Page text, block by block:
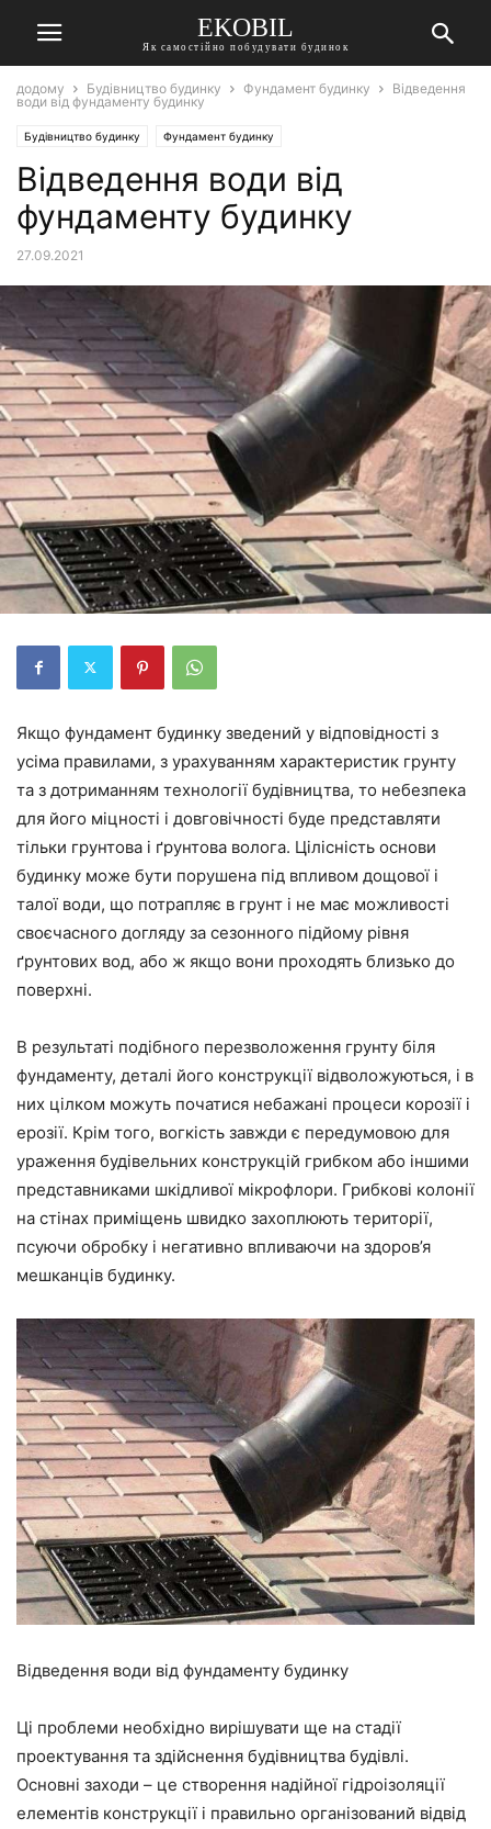
EKOBIL
Як самостійно побудувати будинок
додому Будівництво будинку Фундамент будинку
Відведення
води від фундаменту будинку
Будівництво будинку Фундамент будинку
Відведення води від
фундаменту будинку
27.09.2021
Якщо фундамент будинку зведений у відповідності з
усіма правилами, з урахуванням характеристик грунту
та з дотриманням технології будівництва, то небезпека
для його міцності і довговічності буде представляти
тільки грунтова і ґрунтова волога. Цілісність основи
будинку може бути порушена під впливом дощової і
талої води, що потрапляє в грунт і не має можливості
своєчасного догляду за сезонного підйому рівня
ґрунтових вод, або ж якщо вони проходять близько до
поверхні.
В результаті подібного перезволоження грунту біля
фундаменту, деталі його конструкції відволожуються, і в
них цілком можуть початися небажані процеси корозії і
ерозії. Крім того, вогкість завжди є передумовою для
ураження будівельних конструкцій грибком або іншими
представниками шкідливої мікрофлори. Грибкові колонії
на стінах приміщень швидко захоплюють території,
псуючи обробку і негативно впливаючи на здоров’я
мешканців будинку.
Відведення води від фундаменту будинку
Ці проблеми необхідно вирішувати ще на стадії
проектування та здійснення будівництва будівлі.
Основні заходи – це створення надійної гідроізоляції
елементів конструкції і правильно організований відвід